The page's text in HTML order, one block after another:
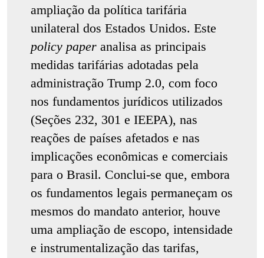
ampliação da política tarifária
unilateral dos Estados Unidos. Este
policy paper analisa as principais
medidas tarifárias adotadas pela
administração Trump 2.0, com foco
nos fundamentos jurídicos utilizados
(Seções 232, 301 e IEEPA), nas
reações de países afetados e nas
implicações econômicas e comerciais
para o Brasil. Conclui-se que, embora
os fundamentos legais permaneçam os
mesmos do mandato anterior, houve
uma ampliação de escopo, intensidade
e instrumentalização das tarifas,